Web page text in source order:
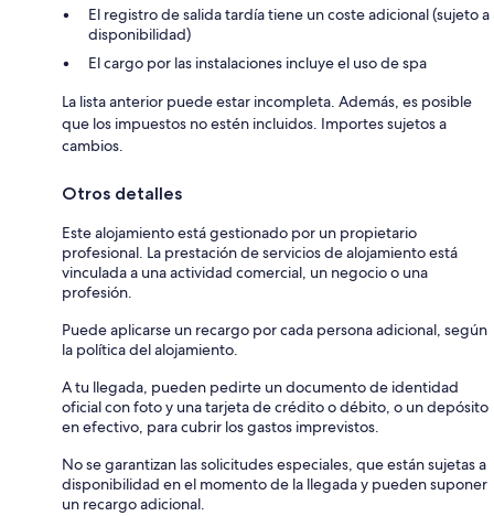
El registro de salida tardía tiene un coste adicional (sujeto a
disponibilidad)
El cargo por las instalaciones incluye el uso de spa
La lista anterior puede estar incompleta. Además, es posible
que los impuestos no estén incluidos. Importes sujetos a
cambios.
Otros detalles
Este alojamiento está gestionado por un propietario
profesional. La prestación de servicios de alojamiento está
vinculada a una actividad comercial, un negocio o una
profesión.
Puede aplicarse un recargo por cada persona adicional, según
la política del alojamiento.
A tu llegada, pueden pedirte un documento de identidad
oficial con foto y una tarjeta de crédito o débito, o un depósito
en efectivo, para cubrir los gastos imprevistos.
No se garantizan las solicitudes especiales, que están sujetas a
disponibilidad en el momento de la llegada y pueden suponer
un recargo adicional.